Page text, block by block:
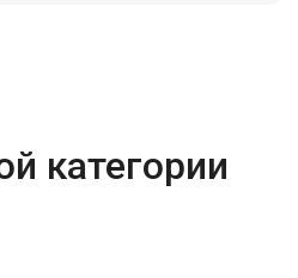
категории